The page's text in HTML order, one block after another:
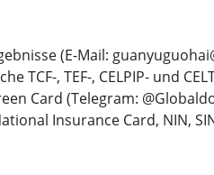
(E-Mail:
, TEF-, CELPIP- und
Card (Telegram:
Insurance Card, NIN,